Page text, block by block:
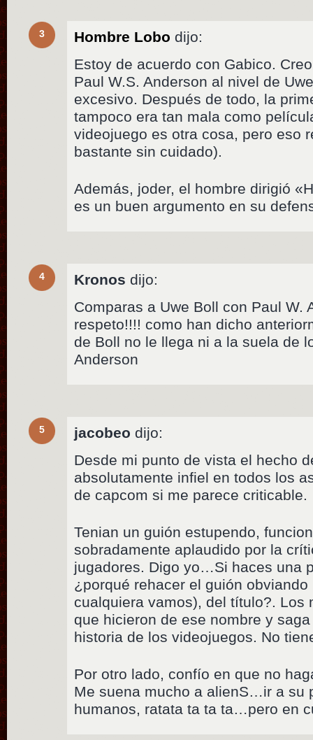
3 Hombre Lobo dijo:
Estoy de acuerdo con Gabico.
Paul W.S. Anderson al nivel de
excesivo. Después de todo, la
tampoco era tan mala como
videojuego es otra cosa, pero eso
bastante sin cuidado).
Además, joder, el hombre dirigió
es un buen argumento en su
4 Kronos dijo:
Comparas a Uwe Boll con Paul W.
respeto!!!! como han dicho
de Boll no le llega ni a la suela de
Anderson
5 jacobeo dijo:
Desde mi punto de vista el hecho
absolutamente infiel en todos los
de capcom si me parece criticable.
Tenian un guión estupendo,
sobradamente aplaudido por la
jugadores. Digo yo…Si haces una
¿porqué rehacer el guión
cualquiera vamos), del título?. Los
que hicieron de ese nombre y
historia de los videojuegos. No
Por otro lado, confío en que no
Me suena mucho a alienS…ir a su
humanos, ratata ta ta ta…pero en